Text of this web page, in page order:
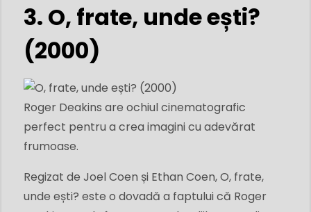
3. O, frate, unde ești?
(2000)
Roger Deakins are ochiul cinematografic
perfect pentru a crea imagini cu adevărat
frumoase.
Regizat de Joel Coen și Ethan Coen, O, frate,
unde ești? este o dovadă a faptului că Roger